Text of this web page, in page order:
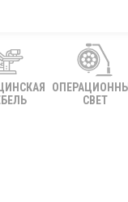
СВЕТ